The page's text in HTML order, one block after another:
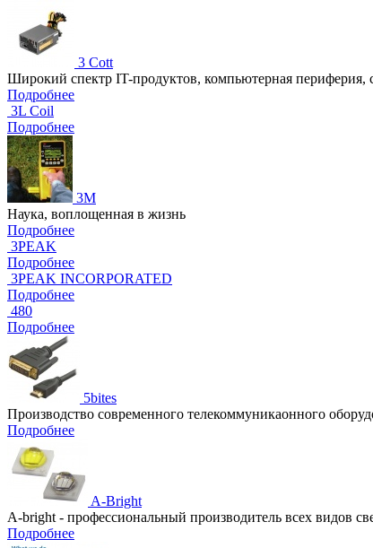
3 Cott
Широкий спектр IT-продуктов, компьютерная периферия,
Подробнее
3L Coil
Подробнее
3M
Наука, воплощенная в жизнь
Подробнее
3PEAK
Подробнее
3PEAK INCORPORATED
Подробнее
480
Подробнее
5bites
Производство современного телекоммуникаонного
Подробнее
A-Bright
A-bright - профессиональный производитель всех видов
Подробнее